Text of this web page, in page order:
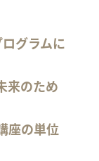
グラムに
来のため
座の単位